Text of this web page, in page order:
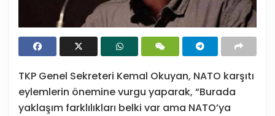
TKP Genel Sekreteri Kemal Okuyan, NATO karşıtı
eylemlerin önemine vurgu yaparak, “Burada
yaklaşım farklılıkları belki var ama NATO’ya